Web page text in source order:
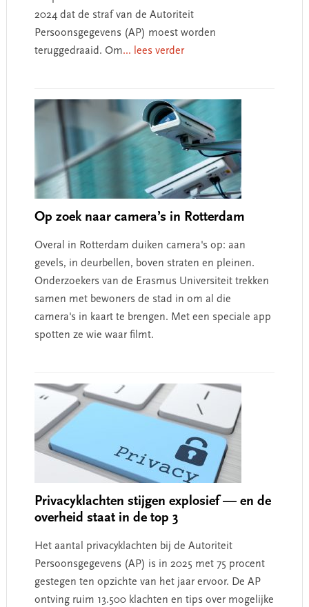
2024 dat de straf van de Autoriteit
Persoonsgegevens (AP) moest worden
teruggedraaid. Om... lees verder
Op zoek naar camera’s in Rotterdam
Overal in Rotterdam duiken camera's op: aan
gevels, in deurbellen, boven straten en pleinen.
Onderzoekers van de Erasmus Universiteit trekken
samen met bewoners de stad in om al die
camera's in kaart te brengen. Met een speciale app
spotten ze wie waar filmt.
Privacyklachten stijgen explosief — en de
overheid staat in de top 3
Het aantal privacyklachten bij de Autoriteit
Persoonsgegevens (AP) is in 2025 met 75 procent
gestegen ten opzichte van het jaar ervoor. De AP
ontving ruim 13.500 klachten en tips over mogelijke